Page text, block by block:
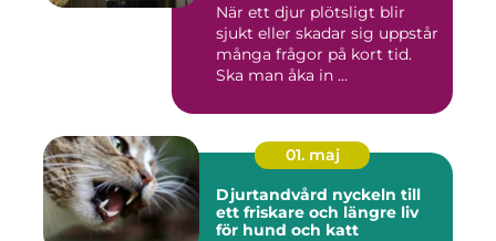
När ett djur plötsligt blir
sjukt eller skadar sig uppstår
många frågor på kort tid.
Ska man åka in ...
01. maj
Djurtandvård nyckeln till
ett friskare och längre liv
för hund och katt